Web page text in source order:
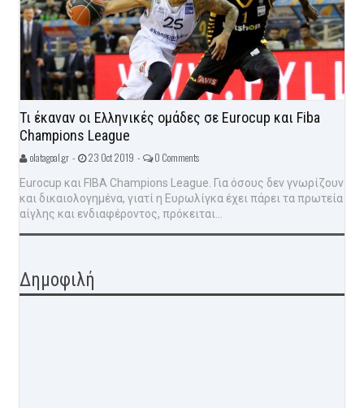
Τι έκαναν οι Ελληνικές ομάδες σε Eurocup και Fiba
Champions League
olatagoal.gr - 23 Oct 2019 - 0 Comments
Eurocup και FIBA Champions League. Για όσους δεν γνωρίζουν
και δικαιολογημένα, γιατί η Ευρωλίγκα έχει πάρει τα πρωτεία
αίγλης και ενδιαφέροντος, πρόκειται...
Δημοφιλή